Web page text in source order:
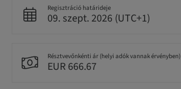
Regisztráció határideje
09. szept. 2026 (UTC+1)
Résztvevőnkénti ár (helyi adók vannak érvényben)
EUR 666.67